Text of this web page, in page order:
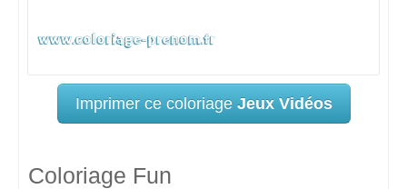
Imprimer ce coloriage Jeux Vidéos
Coloriage Fun